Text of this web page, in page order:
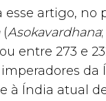
artigo, no
(Asokavardhana
entre 273 e
da
à Índia atual